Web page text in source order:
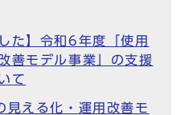
た】令和6年度「使用
善モデル事業」の支援
て
見える化・運用改善モ